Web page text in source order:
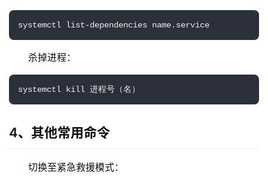
systemctl list-dependencies name.service
杀掉进程：
systemctl kill 进程号（名）
4、其他常用命令
切换至紧急救援模式：